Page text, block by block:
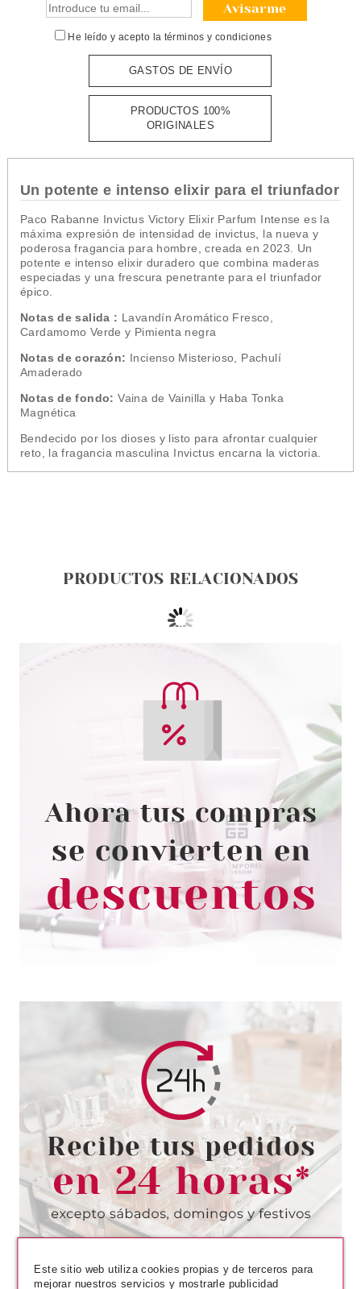
Avisarme
He leído y acepto la términos y condiciones
GASTOS DE ENVÍO
PRODUCTOS 100%
ORIGINALES
Un potente e intenso elixir para el triunfador
Paco Rabanne Invictus Victory Elixir Parfum Intense es la
máxima expresión de intensidad de invictus, la nueva y
poderosa fragancia para hombre, creada en 2023. Un
potente e intenso elixir duradero que combina maderas
especiadas y una frescura penetrante para el triunfador
épico.
Notas de salida : Lavandín Aromático Fresco,
Cardamomo Verde y Pimienta negra
Notas de corazón: Incienso Misterioso, Pachulí
Amaderado
Notas de fondo: Vaina de Vainilla y Haba Tonka
Magnética
Bendecido por los dioses y listo para afrontar cualquier
reto, la fragancia masculina Invictus encarna la victoria.
PRODUCTOS RELACIONADOS
PACO RABANNE
PACO RABANNE PHANTOM
SHOWER GEL 150 ML
Pvr 41.00€
-51%
desde
19.95€
PACO RABANNE
PACO RABANNE PHANTOM
PARFUM 200 ML RECARGA
Pvr 150.50€
-47%
desde
79.95€
Este sitio web utiliza cookies propias y de terceros para
mejorar nuestros servicios y mostrarle publicidad